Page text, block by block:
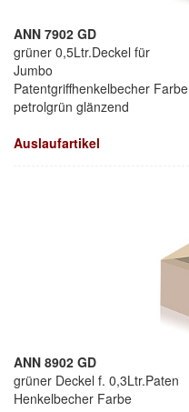
ANN 7902 GD
grüner 0,5Ltr.Deckel für
Jumbo
Patentgriffhenkelbecher Farbe
petrolgrün glänzend
Auslaufartikel
ANN 8902 GD
grüner Deckel f. 0,3Ltr.Paten
Henkelbecher Farbe